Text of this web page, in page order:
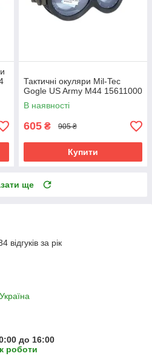
Тактичні окуляри Mil-Tec
Gogle US Army M44 15611000
В наявності
605 ₴ 905 ₴
Купити
ще
за рік
до 16:00
роботи